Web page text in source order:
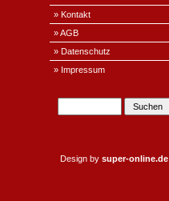
» Kontakt
» AGB
» Datenschutz
» Impressum
Design by super-online.de